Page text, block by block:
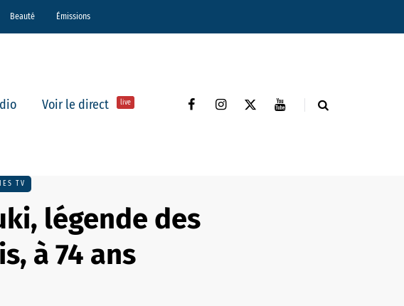
Beauté Émissions
Voir le direct live
TV
légende des
à 74 ans